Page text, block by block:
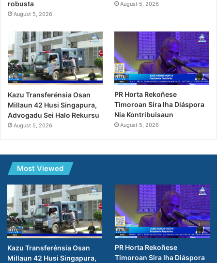
robusta
August 5, 2026
August 5, 2026
Kazu Transferénsia Osan
Millaun 42 Husi Singapura,
Advogadu Sei Halo Rekursu
August 5, 2026
PR Horta Rekoñese
Timoroan Sira Iha Diáspora
Nia Kontribuisaun
August 5, 2026
Most Viewed
Kazu Transferénsia Osan
Millaun 42 Husi Singapura,
PR Horta Rekoñese
Timoroan Sira Iha Diáspora